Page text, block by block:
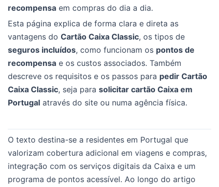
recompensa em compras do dia a dia.
Esta página explica de forma clara e direta as
vantagens do Cartão Caixa Classic, os tipos de
seguros incluídos, como funcionam os pontos de
recompensa e os custos associados. Também
descreve os requisitos e os passos para pedir Cartão
Caixa Classic, seja para solicitar cartão Caixa em
Portugal através do site ou numa agência física.
O texto destina-se a residentes em Portugal que
valorizam cobertura adicional em viagens e compras,
integração com os serviços digitais da Caixa e um
programa de pontos acessível. Ao longo do artigo